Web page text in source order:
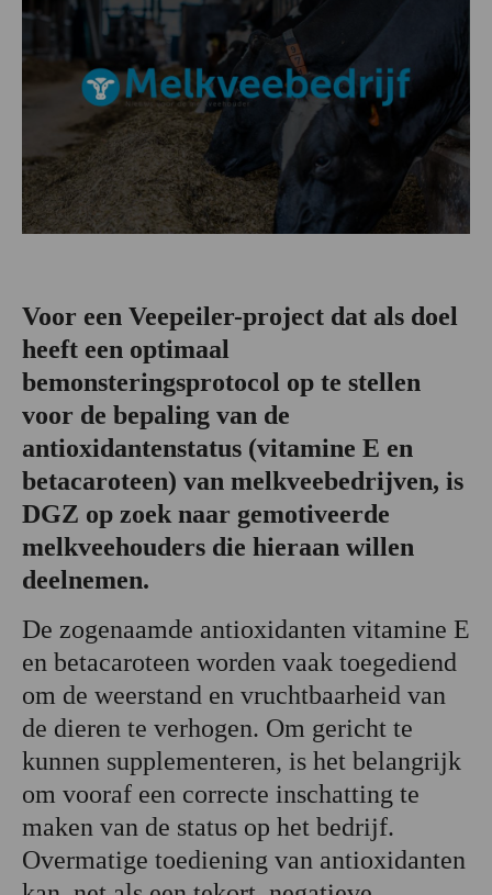
Voor een Veepeiler-project dat als doel
heeft een optimaal
bemonsteringsprotocol op te stellen
voor de bepaling van de
antioxidantenstatus (vitamine E en
betacaroteen) van melkveebedrijven, is
DGZ op zoek naar gemotiveerde
melkveehouders die hieraan willen
deelnemen.
De zogenaamde antioxidanten vitamine E
en betacaroteen worden vaak toegediend
om de weerstand en vruchtbaarheid van
de dieren te verhogen. Om gericht te
kunnen supplementeren, is het belangrijk
om vooraf een correcte inschatting te
maken van de status op het bedrijf.
Overmatige toediening van antioxidanten